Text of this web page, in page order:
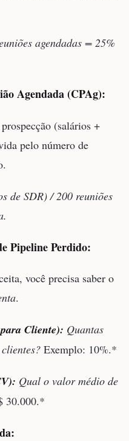
agendadas = 25%
Agendada (CPAg):
(salários +
pelo número de
de SDR) / 200 reuniões
Pipeline Perdido:
você precisa saber o
.
Cliente): Quantas
Exemplo: 10%.*
Qual o valor médio de
30.000.*